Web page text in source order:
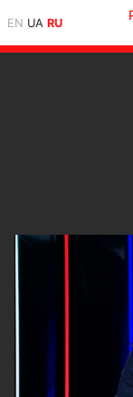
EN UA RU